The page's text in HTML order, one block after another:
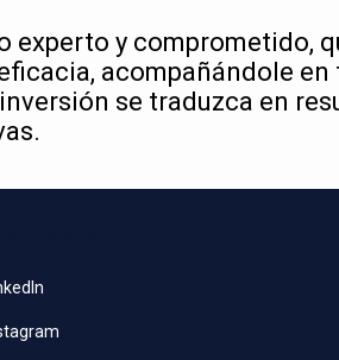
experto y comprometido,
acompañándole en
se traduzca en